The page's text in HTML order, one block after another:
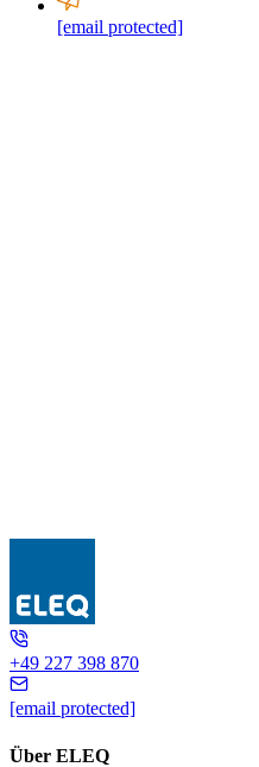
[email protected]
SB08
+49 227 398 870
[email protected]
Über ELEQ